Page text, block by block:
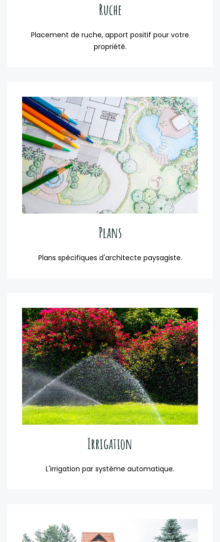
Ruche
Placement de ruche, apport positif pour votre
propriété.
Plans
Plans spécifiques d'architecte paysagiste.
Irrigation
L'irrigation par système automatique.